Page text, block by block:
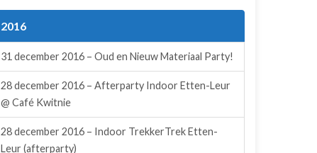
2016
31 december 2016 – Oud en Nieuw Materiaal Party!
28 december 2016 – Afterparty Indoor Etten-Leur
@ Café Kwitnie
28 december 2016 – Indoor TrekkerTrek Etten-
Leur (afterparty)